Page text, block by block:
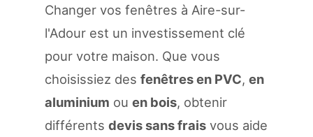
Changer vos fenêtres à Aire-sur-
l'Adour est un investissement clé
pour votre maison. Que vous
choisissiez des fenêtres en PVC, en
aluminium ou en bois, obtenir
différents devis sans frais vous aide